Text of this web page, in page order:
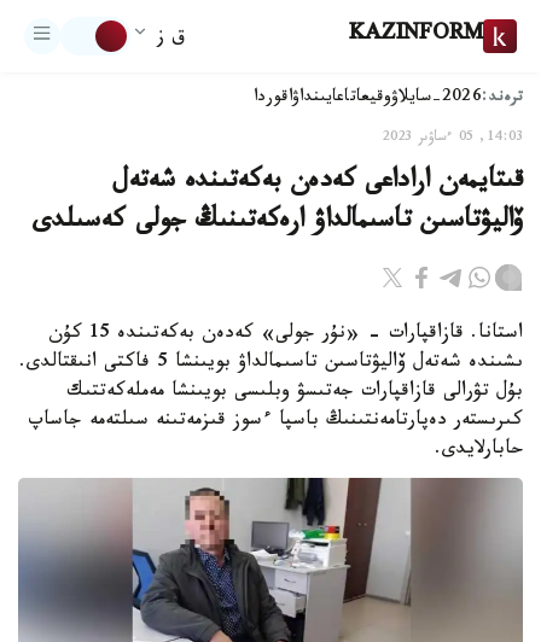
KAZINFORM ق ز
ترەند:2026-سايلاۋ وقيعاتاعايىنداۋاقوردا
14:03, 05 ءساۋىر 2023
قىتايمەن اراداعى كەدەن بەكەتىندە شەتەل
ۆاليۋتاسىن تاسىمالداۋ ارەكەتىنىڭ جولى كەسىلدى
استانا. قازاقپارات - «نۇر جولى» كەدەن بەكەتىندە 15 كۇن
ىشىندە شەتەل ۆاليۋتاسىن تاسىمالداۋ بويىنشا 5 فاكتى انىقتالدى.
بۇل تۋرالى قازاقپارات جەتىسۋ وبلىسى بويىنشا مەملەكەتتىك
كىرىستەر دەپارتامەنتىنىڭ باسپا ءسوز قىزمەتىنە سىلتەمە جاساپ
حابارلايدى.